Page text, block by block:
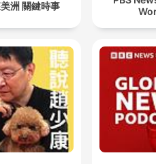
Nie znam żadnego
00:43:00 · Rozmówca
kulturalnej Zakopanego w
洲 關鍵時事